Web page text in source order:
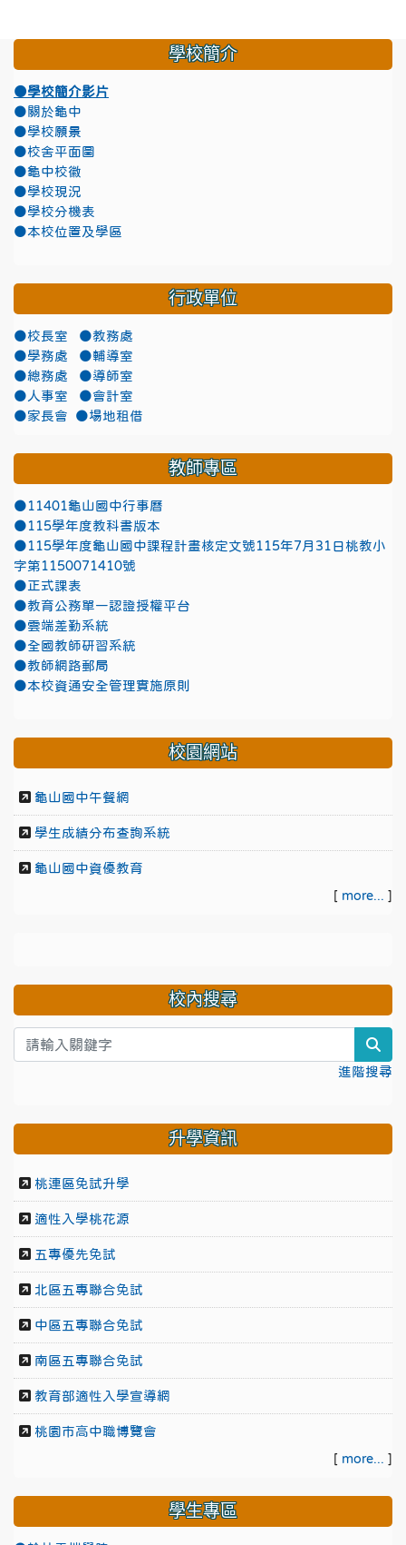
學校簡介
●學校簡介影片
●關於龜中
●學校願景
●校舍平面圖
●龜中校徽
●學校現況
●學校分機表
●本校位置及學區
行政單位
●校長室
●教務處
●學務處
●輔導室
●總務處
●導師室
●人事室
●會計室
●家長會
●場地租借
教師專區
●11401龜山國中行事曆
●115學年度教科書版本
●115學年度龜山國中課程計畫核定文號115年7月31日桃教小
字第1150071410號
●正式課表
●教育公務單一認證授權平台
●雲端差勤系統
●全國教師研習系統
●教師網路郵局
●本校資通安全管理實施原則
校園網站
龜山國中午餐網
學生成績分布查詢系統
龜山國中資優教育
[ more... ]
校內搜尋
進階搜尋
升學資訊
桃連區免試升學
適性入學桃花源
五專優先免試
北區五專聯合免試
中區五專聯合免試
南區五專聯合免試
教育部適性入學宣導網
桃園市高中職博覽會
[ more... ]
學生專區